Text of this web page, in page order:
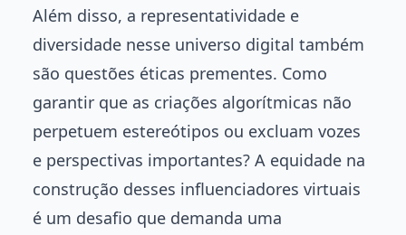
Além disso, a representatividade e
diversidade nesse universo digital também
são questões éticas prementes. Como
garantir que as criações algorítmicas não
perpetuem estereótipos ou excluam vozes
e perspectivas importantes? A equidade na
construção desses influenciadores virtuais
é um desafio que demanda uma